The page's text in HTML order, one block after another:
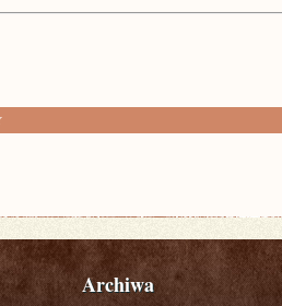
Archiwa